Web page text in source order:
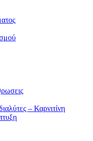
– Καρνιτίνη